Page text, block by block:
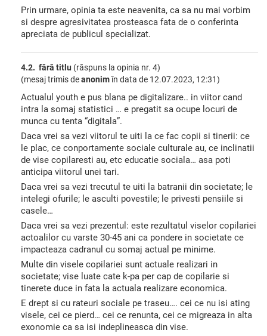
Prin urmare, opinia ta este neavenita, ca sa nu mai vorbim
si despre agresivitatea prosteasca fata de o conferinta
apreciata de publicul specializat.
4.2. fără titlu (răspuns la opinia nr. 4)
(mesaj trimis deanonimîn data de 12.07.2023, 12:31)
Actualul youth e pus blana pe digitalizare.. in viitor cand
intra la somaj statistici … e pregatit sa ocupe locuri de
munca cu tenta “digitala”.
Daca vrei sa vezi viitorul te uiti la ce fac copii si tinerii: ce
le plac, ce conportamente sociale culturale au, ce inclinatii
de vise copilaresti au, etc educatie sociala… asa poti
anticipa viitorul unei tari.
Daca vrei sa vezi trecutul te uiti la batranii din societate; le
intelegi ofurile; le asculti povestile; le privesti pensiile si
casele…
Daca vrei sa vezi prezentul: este rezultatul viselor copilariei
actoalilor cu varste 30-45 ani ca pondere in societate ce
impacteaza cadranul cu somaj actual pe minime.
Multe din visele copilariei sunt actuale realizari in
societate; vise luate cate k-pa per cap de copilarie si
tinerete duce in fata la actuala realizare economica.
E drept si cu rateuri sociale pe traseu…. cei ce nu isi ating
visele, cei ce pierd… cei ce renunta, cei ce migreaza in alta
exonomie ca sa isi indeplineasca din vise.